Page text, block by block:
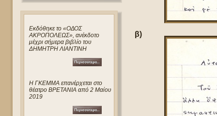
Eκδόθηκε το «ΟΔΟΣ
ΑΚΡΟΠΟΛΕΩΣ», ανέκδοτο
μέχρι σήμερα βιβλίο του
ΔΗΜΗΤΡΗ ΛΙΑΝΤΙΝΗ
Η ΓΚΕΜΜΑ επανέρχεται στο
θέατρο ΒΡΕΤΑΝΙΑ από 2 Μαίου
2019
β)